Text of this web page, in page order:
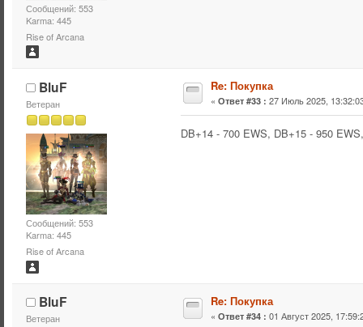
Сообщений: 553
Karma: 445
Rise of Arcana
BluF
Ветеран
Сообщений: 553
Karma: 445
Rise of Arcana
Re: Покупка
« Ответ #33 : 27 Июль 2025,
DB+14 - 700 EWS, DB+15 - 950
BluF
Ветеран
Re: Покупка
« Ответ #34 : 01 Август 2025,